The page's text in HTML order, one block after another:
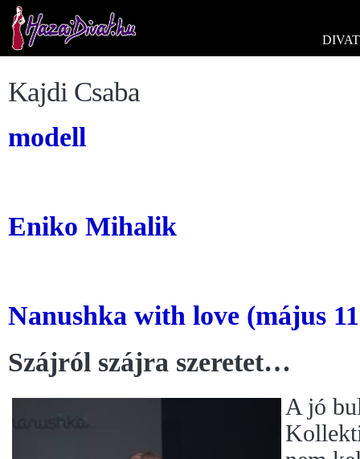
DIVAT
Kajdi Csaba
modell
Eniko Mihalik
Nanushka with love (május
Szájról szájra szeretet…
A jó